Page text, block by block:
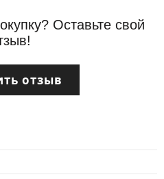
Оставьте свой
отзыв